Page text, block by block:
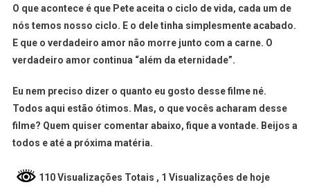
O que acontece é que Pete aceita o ciclo de vida, cada um de
nós temos nosso ciclo. E o dele tinha simplesmente acabado.
E que o verdadeiro amor não morre junto com a carne. O
verdadeiro amor continua “além da eternidade”.
Eu nem preciso dizer o quanto eu gosto desse filme né.
Todos aqui estão ótimos. Mas, o que vocês acharam desse
filme? Quem quiser comentar abaixo, fique a vontade. Beijos a
todos e até a próxima matéria.
110 Visualizações Totais , 1 Visualizações de hoje